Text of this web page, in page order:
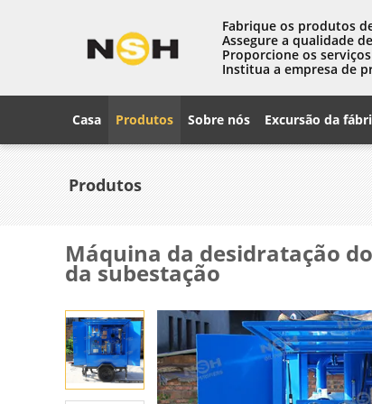
Fabrique os produtos
Assegure a qualidade
Proporcione os
Institua a empresa de
Casa Produtos Sobre nós Excursão da
Produtos
Máquina da desidratação
da subestação